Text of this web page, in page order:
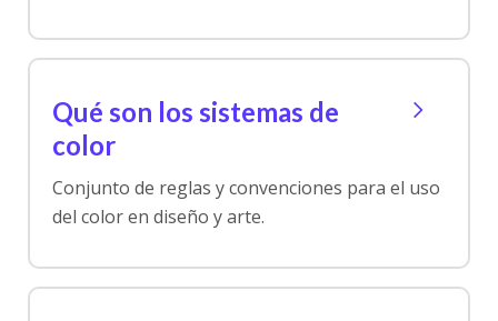
Qué son los sistemas de
color
Conjunto de reglas y convenciones para el uso
del color en diseño y arte.